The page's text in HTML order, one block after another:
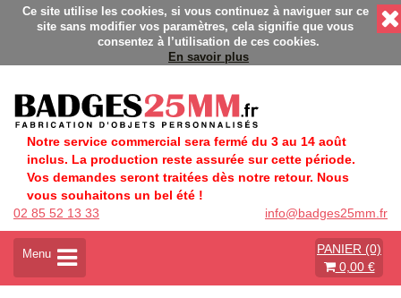
Fabrication Française éco-responsable - Délais rapides - Sans
Ce site utilise les cookies, si vous continuez à naviguer sur ce
site sans modifier vos paramètres, cela signifie que vous
consentez à l’utilisation de ces cookies.
En savoir plus
Notre service commercial sera fermé du 3 au 14 août
inclus. La production reste assurée sur cette période.
Vos demandes seront traitées dès notre retour. Nous
vous souhaitons un bel été !
02 85 52 13 33
info@badges25mm.fr
A
t
Menu
PANIER (0)
0,00 €